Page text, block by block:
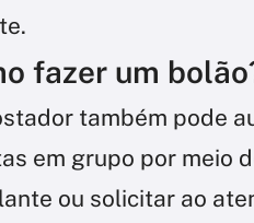
fazer um
também pode
em grupo por meio
ou solicitar ao